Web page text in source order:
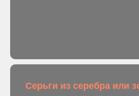
Серьги из серебра или